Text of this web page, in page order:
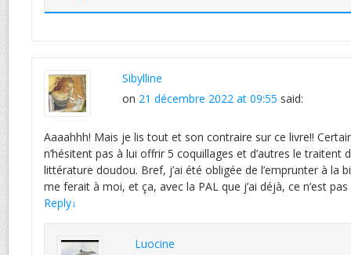
Sibylline
on 21 décembre 2022 at 09:55 said:
Aaaahhh! Mais je lis tout et son contraire sur ce livre!!
n’hésitent pas à lui offrir 5 coquillages et d’autres le traitent
littérature doudou. Bref, j’ai été obligée de l’emprunter à la
me ferait à moi, et ça, avec la PAL que j’ai déjà, ce n’est pas
Reply↓
Luocine